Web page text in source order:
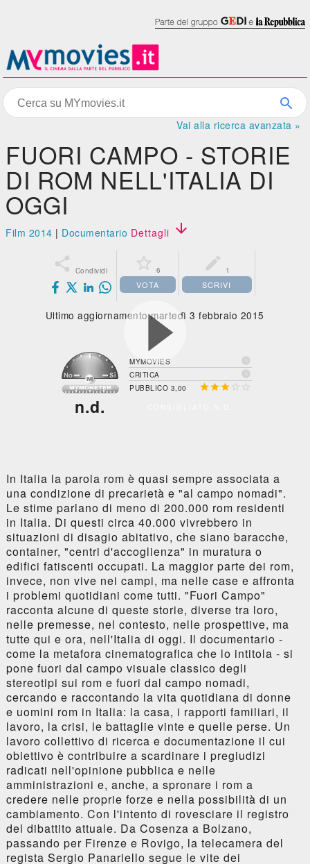
Vai alla ricerca avanzata »
FUORI CAMPO - STORIE
DI ROM NELL'ITALIA DI
OGGI
Film 2014 | Documentario Dettagli 
 Condividi  6
VOTA
 1
SCRIVI
Ultimo aggiornamento martedì 3 febbraio 2015
n.d.
MYMOVIES 
CRITICA 
PUBBLICO 3,00   
In Italia la parola rom è quasi sempre associata a
una condizione di precarietà e "al campo nomadi".
Le stime parlano di meno di 200.000 rom residenti
in Italia. Di questi circa 40.000 vivrebbero in
situazioni di disagio abitativo, che siano baracche,
container, "centri d'accoglienza" in muratura o
edifici fatiscenti occupati. La maggior parte dei rom,
invece, non vive nei campi, ma nelle case e affronta
i problemi quotidiani come tutti. "Fuori Campo"
racconta alcune di queste storie, diverse tra loro,
nelle premesse, nel contesto, nelle prospettive, ma
tutte qui e ora, nell'Italia di oggi. Il documentario -
come la metafora cinematografica che lo intitola - si
pone fuori dal campo visuale classico degli
stereotipi sui rom e fuori dal campo nomadi,
cercando e raccontando la vita quotidiana di donne
e uomini rom in Italia: la casa, i rapporti familiari, il
lavoro, la crisi, le battaglie vinte e quelle perse. Un
lavoro collettivo di ricerca e documentazione il cui
obiettivo è contribuire a scardinare i pregiudizi
radicati nell'opinione pubblica e nelle
amministrazioni e, anche, a spronare i rom a
credere nelle proprie forze e nella possibilità di un
cambiamento. Con l'intento di rovesciare il registro
del dibattito attuale. Da Cosenza a Bolzano,
passando per Firenze e Rovigo, la telecamera del
regista Sergio Panariello segue le vite dei